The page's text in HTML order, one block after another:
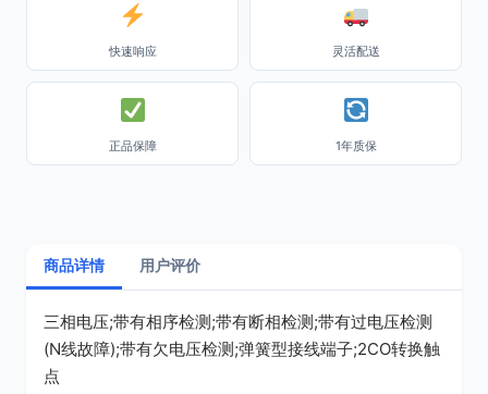
快速响应 灵活配送
正品保障 1年质保
商品详情 用户评价
三相电压;带有相序检测;带有断相检测;带有过电压检测
(N线故障);带有欠电压检测;弹簧型接线端子;2CO转换触
点